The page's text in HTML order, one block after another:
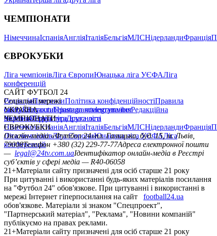
ЧЕМПІОНАТИ
НімеччинаІспаніяАнгліяІталіяБельгіяМЛСНідерландиФранція
ЄВРОКУБКИ
Ліга чемпіонівЛіга ЄвропиЮнацька ліга УЄФАЛіга
конференцій
САЙТ ФУТБОЛ 24
РедакціяПрогнозиПолітика конфіденційностіПравила
сайтуКонтактиПравила коментуванняРедакційна
політикаСтруктура власності
Соціальні мережі
facebookxyoutubeinstagramtelegramviber
УКРАЇНА
УкраїнаПерша лігаДруга ліга
ЧЕМПІОНАТИ
НімеччинаІспаніяАнгліяІталіяБельгіяМЛСНідерландиФранція
ЄВРОКУБКИ
Ліга чемпіонівЛіга ЄвропиЮнацька ліга УЄФАЛіга
конференцій
Онлайн-медіа «Футбол 24»пл. Галицька, буд. 15, м. Львів,
79008Телефон +380 (32) 229-77-77Адреса електронної пошти
— legal@24tv.com.uaІдентифікатор онлайн-медіа в Реєстрі
суб’єктів у сфері медіа — R40-06058
21+Матеріали сайту призначені для осіб старше 21 року
При цитуванні і використанні будь-яких матеріалів посилання
на "Футбол 24" обов'язкове. При цитуванні і використанні в
мережі Інтернет гіперпосилання на сайт
football24.ua
обов'язкове. Матеріали зі знаком "Спецпроект",
"Партнерський матеріал", "Реклама", "Новини компаній"
публікуємо на правах реклами.
21+Матеріали сайту призначені для осіб старше 21 року